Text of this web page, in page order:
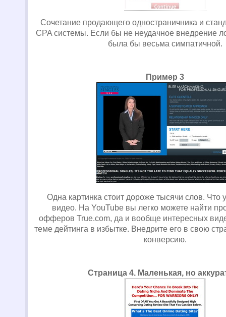
Сочетание продающего одностраничника и
CPA системы. Если бы не неудачное внедрение
была бы весьма симпатичной.
Пример 3
Одна картинка стоит дороже тысячи слов. Что
видео. На YouTube вы легко можете найти
офферов True.com, да и вообще интересных
теме дейтинга в избытке. Внедрите его в свою
конверсию.
Страница 4. Маленькая, но